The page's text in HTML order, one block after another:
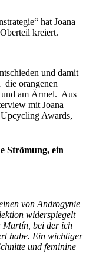
hat Joana
kreiert.
und damit
die orangenen
und am Ärmel. Aus
mit Joana
Awards,
Strömung, ein
von Androgynie
widerspiegelt
Martín, bei der ich
habe. Ein wichtiger
und feminine